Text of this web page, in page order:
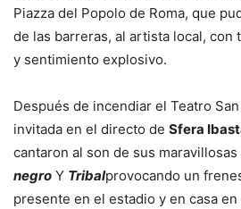
Piazza del Popolo de Roma, que
de las barreras, al artista local, con
y sentimiento explosivo.
Después de incendiar el Teatro
invitada en el directo de Sfera
cantaron al son de sus
negro Y Tribalprovocando un
presente en el estadio y en casa